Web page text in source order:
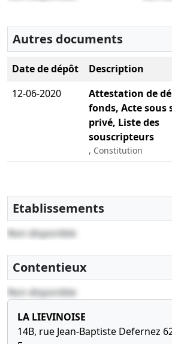
Autres documents
Date de dépôt Description
12-06-2020
Attestation de
fonds, Acte sous
privé, Liste des
souscripteurs
, Constitution
Etablissements
Non disponible
Contentieux
Non disponible
LA LIEVINOISE
14B, rue Jean-Baptiste Defernez